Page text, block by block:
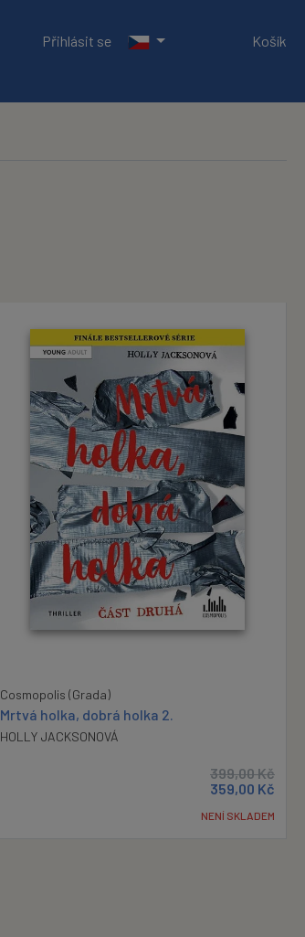
Přihlásit se
Košík
Cosmopolis (Grada)
Mrtvá holka, dobrá holka 2.
HOLLY JACKSONOVÁ
399,00Kč
359,00 Kč
NENÍ SKLADEM